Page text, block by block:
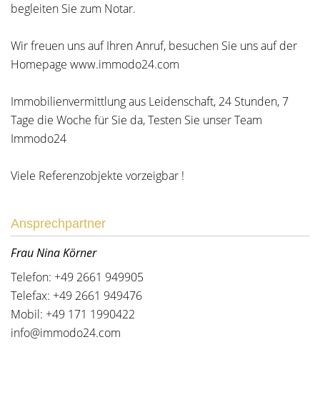
begleiten Sie zum Notar.
Wir freuen uns auf Ihren Anruf, besuchen Sie uns auf der
Homepage www.immodo24.com
Immobilienvermittlung aus Leidenschaft, 24 Stunden, 7
Tage die Woche für Sie da, Testen Sie unser Team
Immodo24
Viele Referenzobjekte vorzeigbar !
Ansprechpartner
Frau Nina Körner
Telefon: +49 2661 949905
Telefax: +49 2661 949476
Mobil: +49 171 1990422
info@immodo24.com